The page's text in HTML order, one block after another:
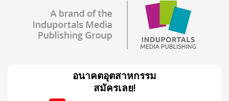
อนาคตอุตสาหกรรม
สมัครเลย!